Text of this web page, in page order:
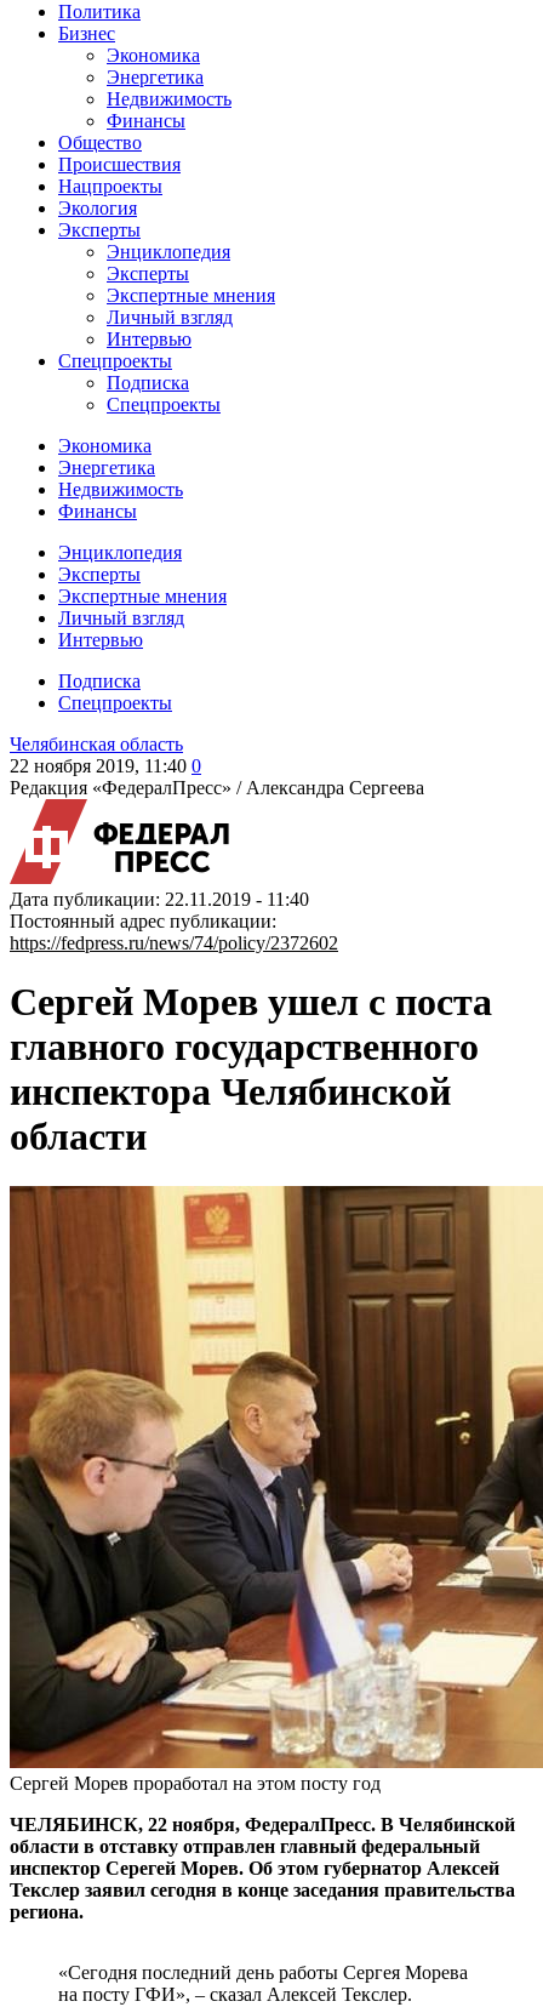
Политика
Бизнес
Экономика
Энергетика
Недвижимость
Финансы
Общество
Происшествия
Нацпроекты
Экология
Эксперты
Энциклопедия
Эксперты
Экспертные мнения
Личный взгляд
Интервью
Спецпроекты
Подписка
Спецпроекты
Экономика
Энергетика
Недвижимость
Финансы
Энциклопедия
Эксперты
Экспертные мнения
Личный взгляд
Интервью
Подписка
Спецпроекты
Челябинская область
22 ноября 2019, 11:40 0
Редакция «ФедералПресс» / Александра Сергеева
Дата публикации: 22.11.2019 - 11:40
Постоянный адрес публикации:
https://fedpress.ru/news/74/policy/2372602
Сергей Морев ушел с поста
главного государственного
инспектора Челябинской
области
Сергей Морев проработал на этом посту год
ЧЕЛЯБИНСК, 22 ноября, ФедералПресс. В Челябинской
области в отставку отправлен главный федеральный
инспектор Серегей Морев. Об этом губернатор Алексей
Текслер заявил сегодня в конце заседания правительства
региона.
«Сегодня последний день работы Сергея Морева
на посту ГФИ», – сказал Алексей Текслер.